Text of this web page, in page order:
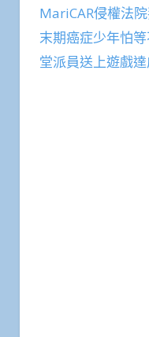
MariCAR侵權法
末期癌症少年怕
堂派員送上遊戲